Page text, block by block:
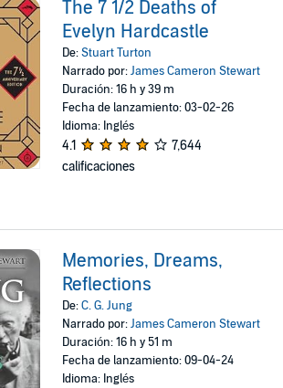
The 7 1/2 Deaths of
Evelyn Hardcastle
De:Stuart Turton
Narrado por:James Cameron Stewart
Duración: 16 h y 39 m
Fecha de lanzamiento: 03-02-26
Idioma: Inglés
4.1
7,644
calificaciones
Memories, Dreams,
Reflections
De:C. G. Jung
Narrado por:James Cameron Stewart
Duración: 16 h y 51 m
Fecha de lanzamiento: 09-04-24
Idioma: Inglés